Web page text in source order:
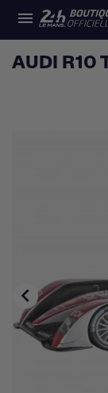

AUDI R10
